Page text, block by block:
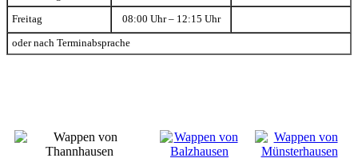
Freitag 08:00 Uhr – 12:15 Uhr
oder nach Terminabsprache